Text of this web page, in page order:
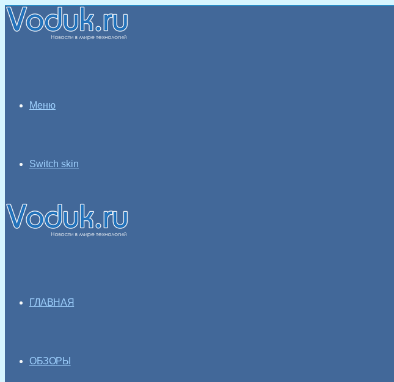
Меню
Switch skin
ГЛАВНАЯ
ОБЗОРЫ